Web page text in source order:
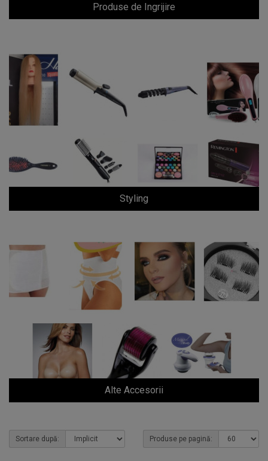
Produse de Ingrijire
Styling
Alte Accesorii
Sortare după: Produse pe pagină: